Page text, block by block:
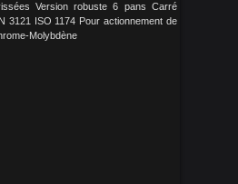
Version robuste 6 pans Carré
3121 ISO 1174 Pour actionnement de
Molybdène